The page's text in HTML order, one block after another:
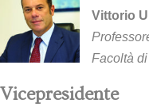
Vittorio
Facoltà
Vicepresidente